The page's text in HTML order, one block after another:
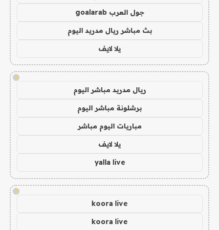
جول العرب goalarab
بث مباشر ريال مدريد اليوم
يلا لايف
!
ريال مدريد مباشر اليوم
برشلونة مباشر اليوم
مباريات اليوم مباشر
يلا لايف
yalla live
!
koora live
koora live